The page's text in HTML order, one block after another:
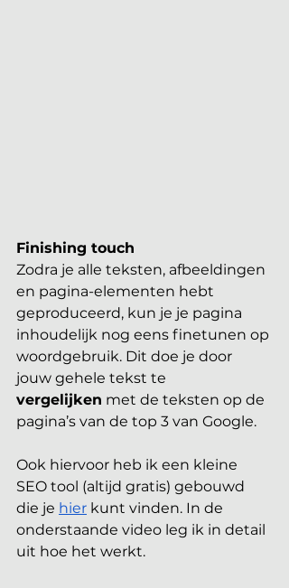
Finishing touch
Zodra je alle teksten, afbeeldingen
en pagina-elementen hebt
geproduceerd, kun je je pagina
inhoudelijk nog eens finetunen op
woordgebruik. Dit doe je door
jouw gehele tekst te
vergelijken met de teksten op de
pagina’s van de top 3 van Google.
Ook hiervoor heb ik een kleine
SEO tool (altijd gratis) gebouwd
die je hier kunt vinden. In de
onderstaande video leg ik in detail
uit hoe het werkt.